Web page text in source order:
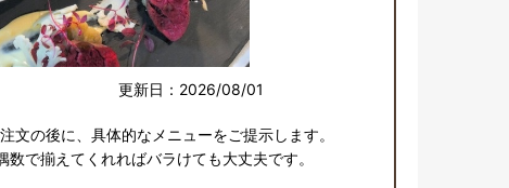
更新日：2026/08/01
文の後に、具体的なメニューをご提示します。
で揃えてくれればバラけても大丈夫です。